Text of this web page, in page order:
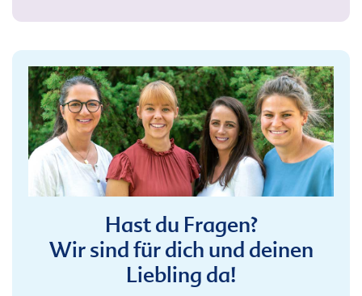
Hast du Fragen?
Wir sind für dich und deinen
Liebling da!